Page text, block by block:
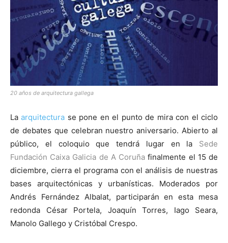
20 años de arquitectura gallega
Laarquitectura se pone en el punto de mira con el ciclo
de debates que celebran nuestro aniversario. Abierto al
público, el coloquio que tendrá lugar en la Sede
Fundación Caixa Galicia de A Coruña finalmente el 15 de
diciembre, cierra el programa con el análisis de nuestras
bases arquitectónicas y urbanísticas. Moderados por
Andrés Fernández Albalat, participarán en esta mesa
redonda César Portela, Joaquín Torres, Iago Seara,
Manolo Gallego y Cristóbal Crespo.